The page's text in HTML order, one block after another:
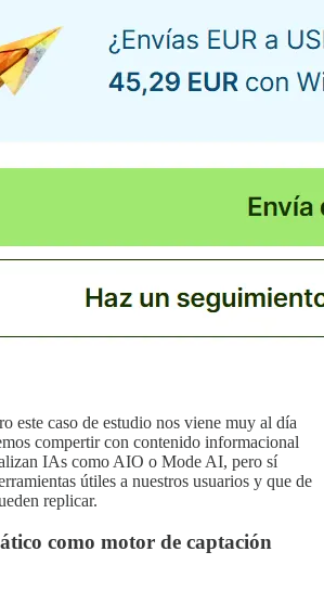
este caso de estudio nos viene muy al día
compertir con contenido informacional
IAs como AIO o Mode AI, pero sí
útiles a nuestros usuarios y que de
replicar.
como motor de captación